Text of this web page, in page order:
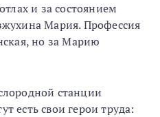
и за состоянием
Мария. Профессия
но за Марию
станции
есть свои герои труда: